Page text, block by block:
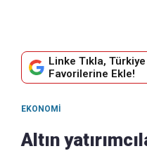
Linke Tıkla,
Favorilerine Ekle!
EKONOMI
Altın